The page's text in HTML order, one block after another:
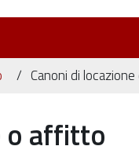
Canoni di
o affitto